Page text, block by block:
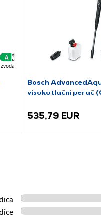
Bosch
visokotlačni perač
535,79 EUR